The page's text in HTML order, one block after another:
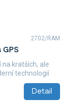
Detail
kratších, ale
technologií
2702/RAM